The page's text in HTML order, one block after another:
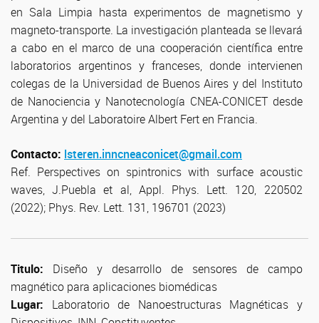
en Sala Limpia hasta experimentos de magnetismo y
magneto-transporte. La investigación planteada se llevará
a cabo en el marco de una cooperación científica entre
laboratorios argentinos y franceses, donde intervienen
colegas de la Universidad de Buenos Aires y del Instituto
de Nanociencia y Nanotecnología CNEA-CONICET desde
Argentina y del Laboratoire Albert Fert en Francia.
Contacto: lsteren.inncneaconicet@gmail.com
Ref. Perspectives on spintronics with surface acoustic
waves, J.Puebla et al, Appl. Phys. Lett. 120, 220502
(2022); Phys. Rev. Lett. 131, 196701 (2023)
Titulo: Diseño y desarrollo de sensores de campo
magnético para aplicaciones biomédicas
Lugar: Laboratorio de Nanoestructuras Magnéticas y